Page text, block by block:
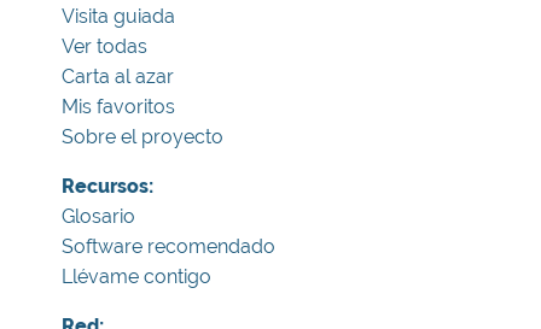
Visita guiada
Ver todas
Carta al azar
Mis favoritos
Sobre el proyecto
Recursos:
Glosario
Software recomendado
Llévame contigo